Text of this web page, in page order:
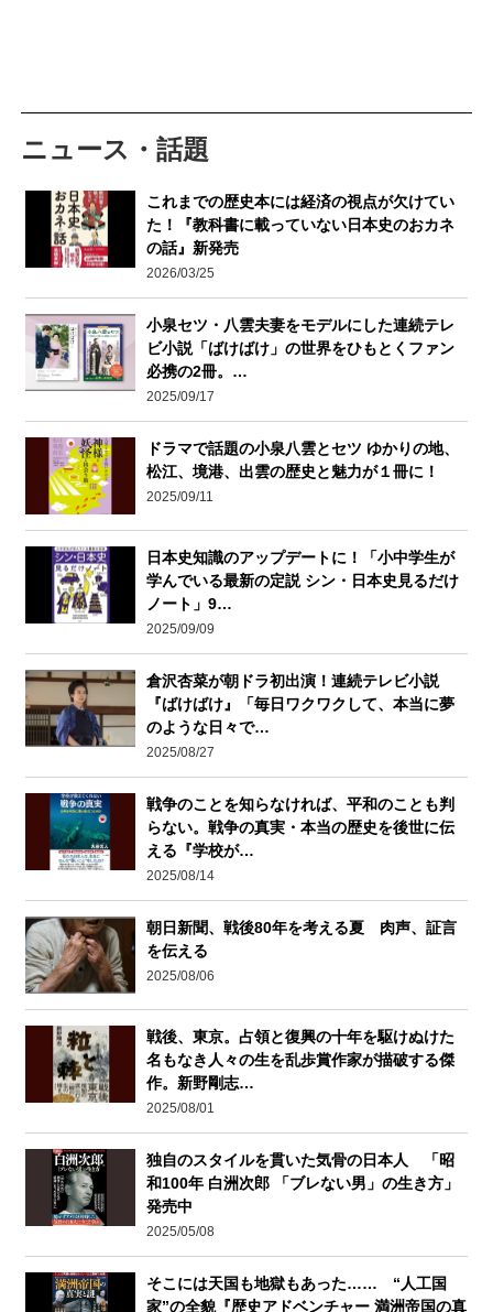
ニュース・話題
これまでの歴史本には経済の視点が欠けてい
た！『教科書に載っていない日本史のおカネ
の話』新発売
2026/03/25
小泉セツ・八雲夫妻をモデルにした連続テレ
ビ小説「ばけばけ」の世界をひもとくファン
必携の2冊。…
2025/09/17
ドラマで話題の小泉八雲とセツ ゆかりの地、
松江、境港、出雲の歴史と魅力が１冊に！
2025/09/11
日本史知識のアップデートに！「小中学生が
学んでいる最新の定説 シン・日本史見るだけ
ノート」9…
2025/09/09
倉沢杏菜が朝ドラ初出演！連続テレビ小説
『ばけばけ』「毎日ワクワクして、本当に夢
のような日々で…
2025/08/27
戦争のことを知らなければ、平和のことも判
らない。戦争の真実・本当の歴史を後世に伝
える『学校が…
2025/08/14
朝日新聞、戦後80年を考える夏 肉声、証言
を伝える
2025/08/06
戦後、東京。占領と復興の十年を駆けぬけた
名もなき人々の生を乱歩賞作家が描破する傑
作。新野剛志…
2025/08/01
独自のスタイルを貫いた気骨の日本人 「昭
和100年 白洲次郎 「ブレない男」の生き方」
発売中
2025/05/08
そこには天国も地獄もあった…… “人工国
家”の全貌『歴史アドベンチャー 満洲帝国の真